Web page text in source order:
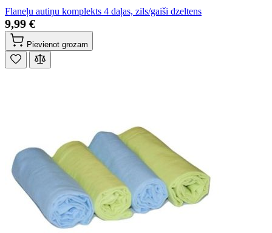
Flaneļu autiņu komplekts 4 daļas, zils/gaiši dzeltens
9,99 €
Pievienot grozam